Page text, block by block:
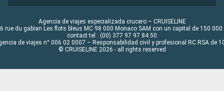
Agencia de viajes especializada crucero – CRUISELINE
rue du gabian Les flots bleus MC 98 000 Monaco SAM con un capital de 150 000
contact tel : (00) 377 97 97 84 50
de viajes n° 006 02 0007 – Responsabilidad civil y profesional RC RSA de
© CRUISELINE 2026 - all rights reserved